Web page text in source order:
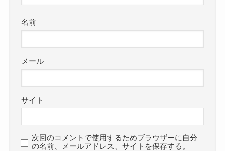
名前
メール
サイト
次回のコメントで使用するためブラウザーに自分
の名前、メールアドレス、サイトを保存する。